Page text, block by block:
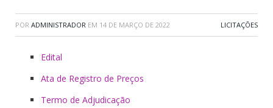
POR ADMINISTRADOR EM 14 DE MARÇO DE 2022 LICITAÇÕES
Edital
Ata de Registro de Preços
Termo de Adjudicação